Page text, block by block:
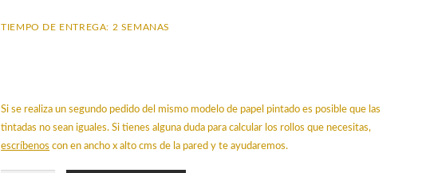
TIEMPO DE ENTREGA: 2 SEMANAS
Si se realiza un segundo pedido del mismo modelo de papel pintado es posible que las
tintadas no sean iguales. Si tienes alguna duda para calcular los rollos que necesitas,
escríbenos con en ancho x alto cms de la pared y te ayudaremos.